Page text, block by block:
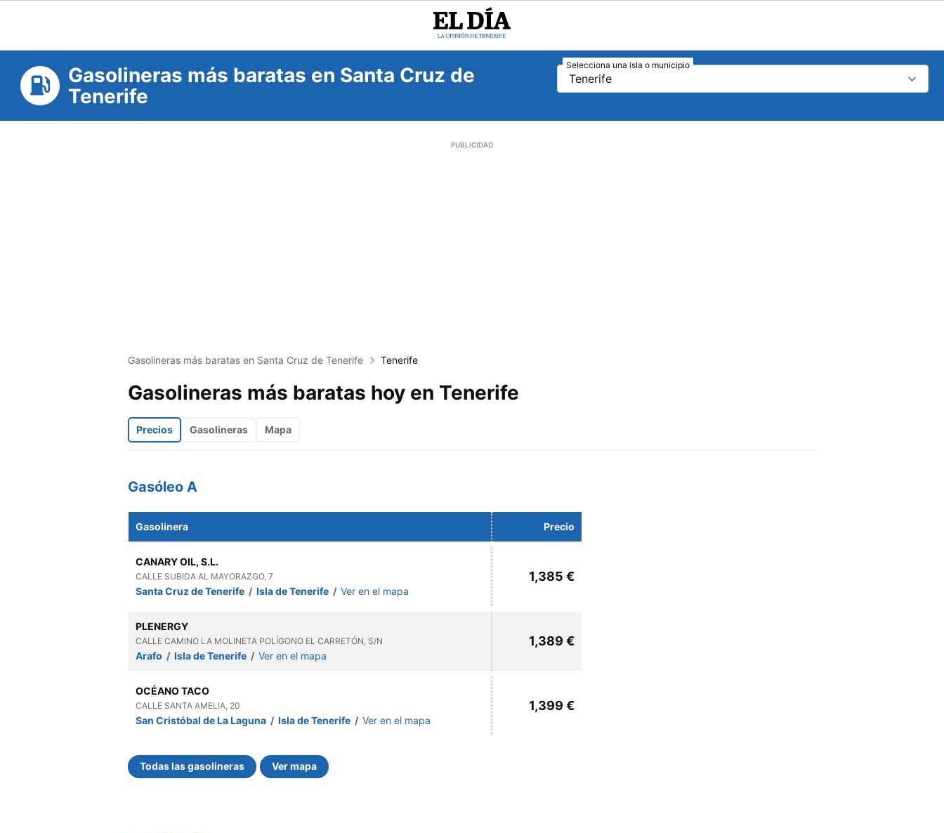
Gasolineras más baratas en Santa Cruz de
Tenerife
Tenerife
Selecciona una isla o municipio
Gasolineras más baratas en Santa Cruz de Tenerife Tenerife
Gasolineras más baratas hoy en Tenerife
Precios Gasolineras Mapa
Gasóleo A
Gasolinera Precio
CANARY OIL, S.L.
CALLE SUBIDA AL MAYORAZGO, 7
Santa Cruz de Tenerife / Isla de Tenerife / Ver en el mapa
1,385 €
PLENERGY
CALLE CAMINO LA MOLINETA POLÍGONO EL CARRETÓN, S/N
Arafo / Isla de Tenerife / Ver en el mapa
1,389 €
OCÉANO TACO
CALLE SANTA AMELIA, 20
San Cristóbal de La Laguna / Isla de Tenerife / Ver en el mapa
1,399 €
Todas las gasolineras Ver mapa